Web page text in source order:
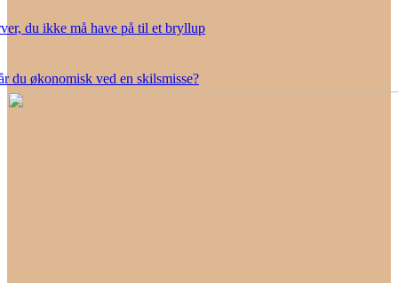
du ikke må have på til et bryllup
du økonomisk ved en skilsmisse?